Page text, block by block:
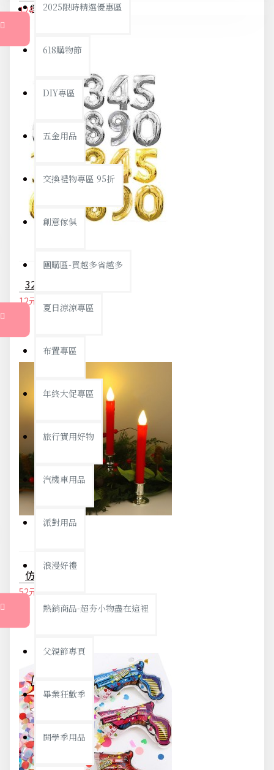
2025限時精選優惠區
618購物節
DIY專區
五金用品
交換禮物專區 95折
創意傢俱
團購區-買越多省越多
夏日涼涼專區
布置專區
年終大促專區
旅行實用好物
汽機車用品
派對用品
浪漫好禮
熱銷商品-超夯小物盡在這裡
父親節專頁
畢業狂歡季
開學季用品
您的購物車內沒有商品！
124元 131元
12元
52元